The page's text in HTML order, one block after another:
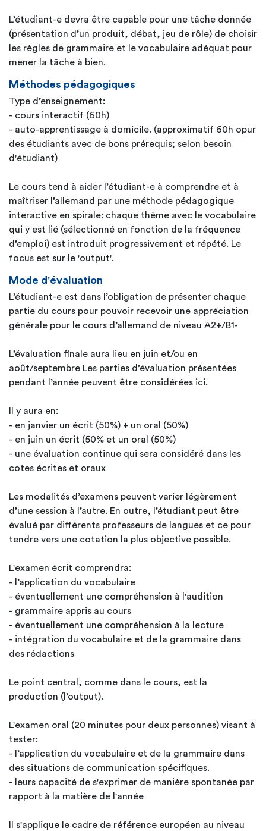
L’étudiant-e devra être capable pour une tâche donnée
(présentation d’un produit, débat, jeu de rôle) de choisir
les règles de grammaire et le vocabulaire adéquat pour
mener la tâche à bien.
Méthodes pédagogiques
Type d’enseignement:
- cours interactif (60h)
- auto-apprentissage à domicile. (approximatif 60h opur
des étudiants avec de bons prérequis; selon besoin
d'étudiant)
Le cours tend à aider l’étudiant-e à comprendre et à
maîtriser l’allemand par une méthode pédagogique
interactive en spirale: chaque thème avec le vocabulaire
qui y est lié (sélectionné en fonction de la fréquence
d’emploi) est introduit progressivement et répété. Le
focus est sur le 'output'.
Mode d'évaluation
L’étudiant-e est dans l’obligation de présenter chaque
partie du cours pour pouvoir recevoir une appréciation
générale pour le cours d’allemand de niveau A2+/B1-
L’évaluation finale aura lieu en juin et/ou en
août/septembre Les parties d’évaluation présentées
pendant l’année peuvent être considérées ici.
Il y aura en:
- en janvier un écrit (50%) + un oral (50%)
- en juin un écrit (50% et un oral (50%)
- une évaluation continue qui sera considéré dans les
cotes écrites et oraux
Les modalités d’examens peuvent varier légèrement
d’une session à l’autre. En outre, l’étudiant peut être
évalué par différents professeurs de langues et ce pour
tendre vers une cotation la plus objective possible.
L'examen écrit comprendra:
- l’application du vocabulaire
- éventuellement une compréhension à l'audition
- grammaire appris au cours
- éventuellement une compréhension à la lecture
- intégration du vocabulaire et de la grammaire dans
des rédactions
Le point central, comme dans le cours, est la
production (l’output).
L'examen oral (20 minutes pour deux personnes) visant à
tester:
- l’application du vocabulaire et de la grammaire dans
des situations de communication spécifiques.
- leurs capacité de s'exprimer de manière spontanée par
rapport à la matière de l'année
Il s'applique le cadre de référence européen au niveau